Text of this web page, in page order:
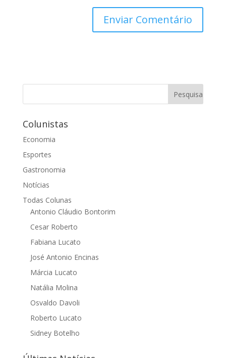
Colunistas
Economia
Esportes
Gastronomia
Notícias
Todas Colunas
Antonio Cláudio Bontorim
Cesar Roberto
Fabiana Lucato
José Antonio Encinas
Márcia Lucato
Natália Molina
Osvaldo Davoli
Roberto Lucato
Sidney Botelho